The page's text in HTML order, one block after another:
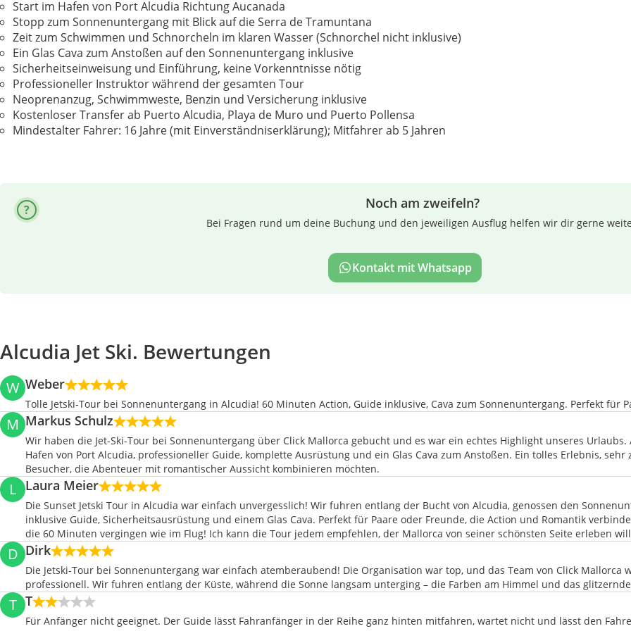
Start im Hafen von Port Alcudia Richtung Aucanada
Stopp zum Sonnenuntergang mit Blick auf die Serra de Tramuntana
Zeit zum Schwimmen und Schnorcheln im klaren Wasser (Schnorchel nicht inklusive)
Ein Glas Cava zum Anstoßen auf den Sonnenuntergang inklusive
Sicherheitseinweisung und Einführung, keine Vorkenntnisse nötig
Professioneller Instruktor während der gesamten Tour
Neoprenanzug, Schwimmweste, Benzin und Versicherung inklusive
Kostenloser Transfer ab Puerto Alcudia, Playa de Muro und Puerto Pollensa
Mindestalter Fahrer: 16 Jahre (mit Einverständniserklärung); Mitfahrer ab 5 Jahren
Noch am zweifeln?
Bei Fragen rund um deine Buchung und den jeweiligen Ausflug helfen wir dir gerne
Kontakt mit Whatsapp
Alcudia Jet Ski. Bewertungen
W Weber
Tolle Jetski-Tour bei Sonnenuntergang in Alcudia! 60 Minuten Action, Guide inklusive, Cava zum Sonnenuntergang. Perfekt für
M Markus Schulz
Wir haben die Jet-Ski-Tour bei Sonnenuntergang über Click Mallorca gebucht und es war ein echtes Highlight unseres
Hafen von Port Alcudia, professioneller Guide, komplette Ausrüstung und ein Glas Cava zum Anstoßen. Ein tolles Erlebnis,
Besucher, die Abenteuer mit romantischer Aussicht kombinieren möchten.
L Laura Meier
Die Sunset Jetski Tour in Alcudia war einfach unvergesslich! Wir fuhren entlang der Bucht von Alcudia, genossen den
inklusive Guide, Sicherheitsausrüstung und einem Glas Cava. Perfekt für Paare oder Freunde, die Action und Romantik
die 60 Minuten vergingen wie im Flug! Ich kann die Tour jedem empfehlen, der Mallorca von seiner schönsten Seite erleben
D Dirk
Die Jetski-Tour bei Sonnenuntergang war einfach atemberaubend! Die Organisation war top, und das Team von Click
professionell. Wir fuhren entlang der Küste, während die Sonne langsam unterging – die Farben am Himmel und das
T T
Für Anfänger nicht geeignet. Der Guide lässt Fahranfänger in der Reihe ganz hinten mitfahren, wartet nicht und lässt den